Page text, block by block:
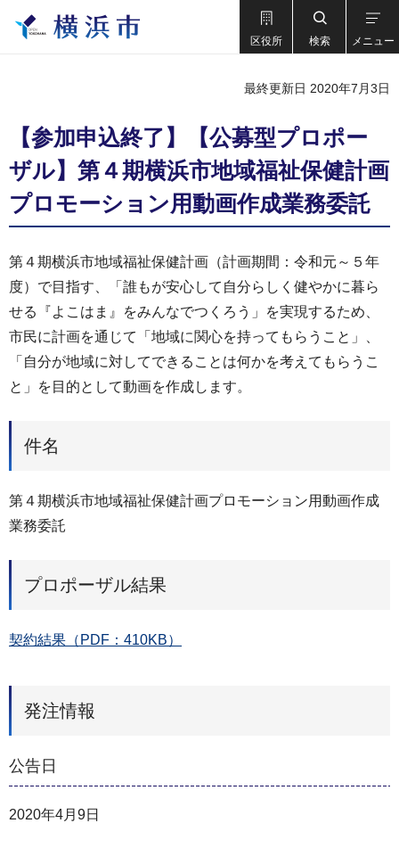
区役所 検索 メニュー
最終更新日 2020年7月3日
【参加申込終了】【公募型プロポー
ザル】第４期横浜市地域福祉保健計画
プロモーション用動画作成業務委託
第４期横浜市地域福祉保健計画（計画期間：令和元～５年
度）で目指す、「誰もが安心して自分らしく健やかに暮ら
せる『よこはま』をみんなでつくろう」を実現するため、
市民に計画を通じて「地域に関心を持ってもらうこと」、
「自分が地域に対してできることは何かを考えてもらうこ
と」を目的として動画を作成します。
件名
第４期横浜市地域福祉保健計画プロモーション用動画作成
業務委託
プロポーザル結果
契約結果（PDF：410KB）
発注情報
公告日
2020年4月9日